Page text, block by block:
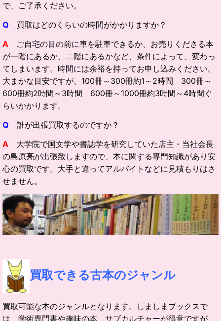
で、ご了承ください。
Q 買取はどのくらいの時間がかかりますか？
A ご自宅の目の前に車を駐車できるか、お売りくださる本
が一階にあるか、二階にあるかなど、条件によって、変わっ
てしまいます。時間には余裕を持ってお申し込みください。
大まかな目安ですが、100冊～300冊約1～2時間 300冊～
600冊約2時間～3時間 600冊～1000冊約3時間～4時間ぐ
らいかかります。
Q 誰が出張買取するのですか？
A 大学院で国文学や書誌学を研究していた店主・当社会長
の島原亮が出張致しますので、本に関する専門知識があり安
心の買取です。大手と違ってアルバイトなどに見積もりはさ
せません。
買取できる古本のジャンル
買取可能な本のジャンルとなります。しましまブックスで
は、学術専門書や趣味の本、サブカルチャーが得意ですが、